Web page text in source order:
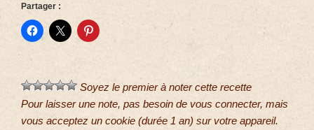
Partager :
Soyez le premier à noter cette recette
Pour laisser une note, pas besoin de vous connecter, mais
vous acceptez un cookie (durée 1 an) sur votre appareil.